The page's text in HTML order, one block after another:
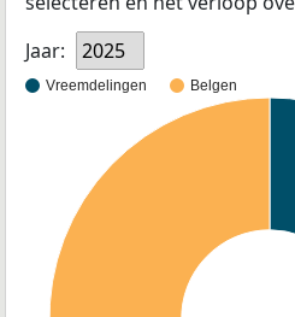
Jaar:
2025
Vreemdelingen Belgen